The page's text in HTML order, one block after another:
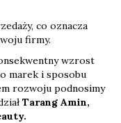
co oznacza
firmy.
wzrost
marek i sposobu
rozwoju podnosimy
Tarang Amin,